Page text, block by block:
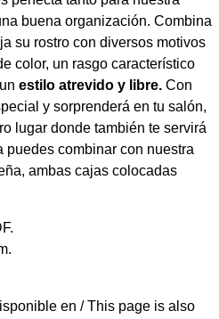
buena organización. Combina
su rostro con diversos motivos
color, un rasgo característico
estilo atrevido y libre. Con
y sorprenderá en tu salón,
lugar donde también te servirá
puedes combinar con nuestra
ambas cajas colocadas
en / This page is also